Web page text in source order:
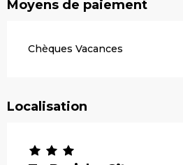
Moyens de paiement
Chèques Vacances
Localisation